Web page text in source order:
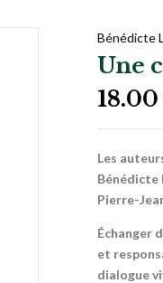
Bénédicte
18.00
Les
Bénédicte
Pierre-
Échanger
et
dialogue